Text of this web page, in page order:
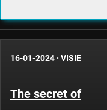
16-01-2024 · VISIE
The secret of